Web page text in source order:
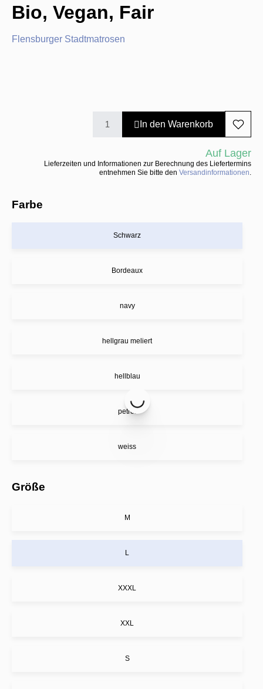
Bio, Vegan, Fair
Flensburger Stadtmatrosen
In den Warenkorb
Auf Lager
Lieferzeiten und Informationen zur Berechnung des Liefertermins
entnehmen Sie bitte den Versandinformationen.
Farbe
Schwarz
Bordeaux
navy
hellgrau meliert
hellblau
petrol
weiss
Größe
M
L
XXXL
XXL
S